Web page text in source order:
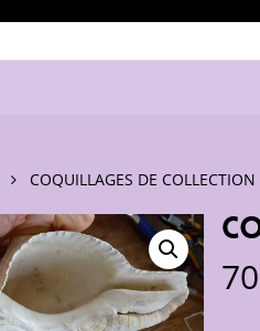
COQUILLAGES DE COLLECTION